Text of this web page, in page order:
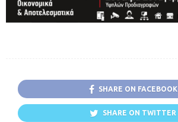
SHARE ON FACEBOOK
SHARE ON TWITTER